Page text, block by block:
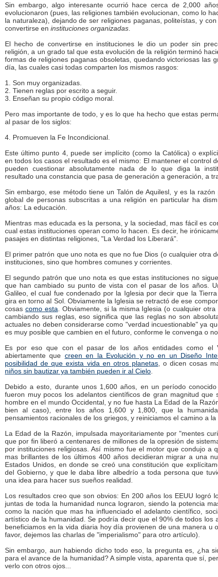
Sin embargo, algo interesante ocurrió hace cerca de 2,000
evolucionaron (pues, las religiones también evolucionan, como lo
la naturaleza), dejando de ser religiones paganas, politeístas, y
convertirse en instituciones organizadas
El hecho de convertirse en instituciones le dio un poder sin
religión, a un grado tal que esta evolución de la religión terminó
formas de religiones paganas obsoletas, quedando victoriosas las
día, las cuales casi todas comparten los mismos rasgos:
1. Son muy organizadas.
2. Tienen reglas por escrito a seguir.
3. Enseñan su propio código moral.
Pero mas importante de todo, y es lo que ha hecho que estas
al pasar de los siglos:
4. Promueven la Fe Incondicional.
Este último punto 4, puede ser implícito (como la Católica) o
en todos los casos el resultado es el mismo: El mantener el control
pueden cuestionar absolutamente nada de lo que diga la
resultado una constancia que pasa de generación a generación, a
Sin embargo, ese método tiene un Talón de Aquilesl, y es la
global de personas subscritas a una religión en particular ha
años: La educación.
Mientras mas educada es la persona, y la sociedad, mas fácil es
cual estas instituciones operan como lo hacen. Es decir, he
pasajes en distintas religiones, "La Verdad los Liberará".
El primer patrón que uno nota es que no fue Dios (o cualquier otra
instituciones, sino que hombres comunes y corrientes.
El segundo patrón que uno nota es que estas instituciones no
que han cambiado su punto de vista con el pasar de los años.
Galileo, el cual fue condenado por la Iglesia por decir que la
gira en torno al Sol. Obviamente la Iglesia se retractó de ese
cosas como esta . Obviamente, si la misma Iglesia (o cualquier
cambiando sus reglas, eso significa que las reglas no son
actuales no deben considerarse como "verdad incuestionable" ya
es muy posible que cambien en el futuro, conforme le convenga o
Es por eso que con el pasar de los años entidades como el
abiertamente que creen en la Evolución y no en un Diseño
posibilidad de que exista vida en otros planetas, o dicen cosas
niños sin bautizar ya también pueden ir al Cielo
Debido a esto, durante unos 1,600 años, en un período
fueron muy pocos los adelantos científicos de gran magnitud que
hombre en el mundo Occidental, y no fue hasta La Edad de la
bien al caso), entre los años 1,600 y 1,800, que la
pensamientos racionales de los griegos, y reiniciamos el camino a
La Edad de la Razón, impulsada mayoritariamente por "mentes
que por fin liberó a centenares de millones de la opresión de
por instituciones religiosas. Así mismo fue el motor que condujo a
mas brillantes de los últimos 400 años decidieran migrar a una
Estados Unidos, en donde se creó una constitución que
del Gobierno, y que le daba libre albedrío a toda persona que
una idea para hacer sus sueños realidad.
Los resultados creo que son obvios: En 200 años los EEUU logró
juntas de toda la humanidad nunca lograron, siendo la potencia
como la nación que mas ha influenciado el adelanto científico,
artístico de la humanidad. Se podría decir que el 90% de todos los
beneficiamos en la vida diaria hoy día provienen de una manera u
favor, dejemos las charlas de "imperialismo" para otro artículo).
Sin embargo, aun habiendo dicho todo eso, la pregunta es, ¿ha
para el avance de la humanidad? A simple vista, aparenta que sí,
verlo con otros ojos...